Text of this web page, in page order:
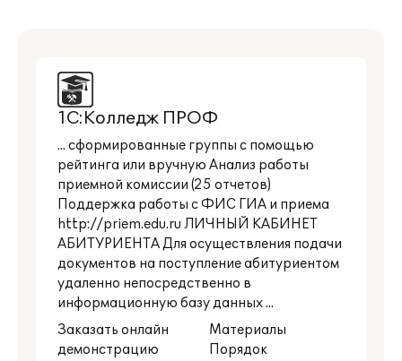
1С:Колледж ПРОФ
... сформированные группы с помощью
рейтинга или вручную Анализ работы
приемной комиссии (25 отчетов)
Поддержка работы с ФИС ГИА и приема
http://priem.edu.ru ЛИЧНЫЙ КАБИНЕТ
АБИТУРИЕНТА Для осуществления подачи
документов на поступление абитуриентом
удаленно непосредственно в
информационную базу данных ...
Заказать онлайн
демонстрацию
Материалы
Порядок